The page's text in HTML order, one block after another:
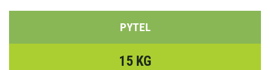
PYTEL
15 KG